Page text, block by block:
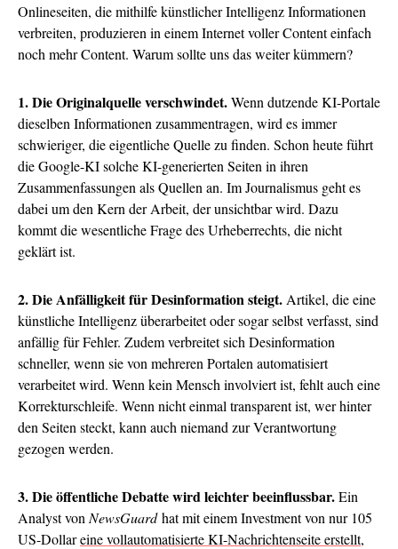
Onlineseiten, die mithilfe künstlicher Intelligenz Informationen
verbreiten, produzieren in einem Internet voller Content einfach
noch mehr Content. Warum sollte uns das weiter kümmern?
1. Die Originalquelle verschwindet.Wenn dutzende KI-Portale
dieselben Informationen zusammentragen, wird es immer
schwieriger, die eigentliche Quelle zu finden. Schon heute führt
die Google-KI solche KI-generierten Seiten in ihren
Zusammenfassungen als Quellen an. Im Journalismus geht es
dabei um den Kern der Arbeit, der unsichtbar wird. Dazu
kommt die wesentliche Frage des Urheberrechts, die nicht
geklärt ist.
2. Die Anfälligkeit für Desinformation steigt. Artikel, die eine
künstliche Intelligenz überarbeitet oder sogar selbst verfasst, sind
anfällig für Fehler. Zudem verbreitet sich Desinformation
schneller, wenn sie von mehreren Portalen automatisiert
verarbeitet wird. Wenn kein Mensch involviert ist, fehlt auch eine
Korrekturschleife. Wenn nicht einmal transparent ist, wer hinter
den Seiten steckt, kann auch niemand zur Verantwortung
gezogen werden.
3. Die öffentliche Debatte wird leichter beeinflussbar.Ein
Analyst von NewsGuardhat mit einem Investment von nur 105
US-Dollareine vollautomatisierte KI-Nachrichtenseite erstellt,